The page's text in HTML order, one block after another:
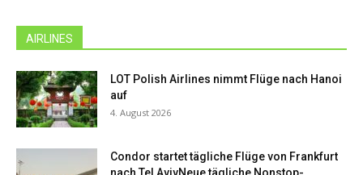
AIRLINES
LOT Polish Airlines nimmt Flüge nach Hanoi
auf
4. August 2026
Condor startet tägliche Flüge von Frankfurt
nach Tel AvivNeue tägliche Nonstop-